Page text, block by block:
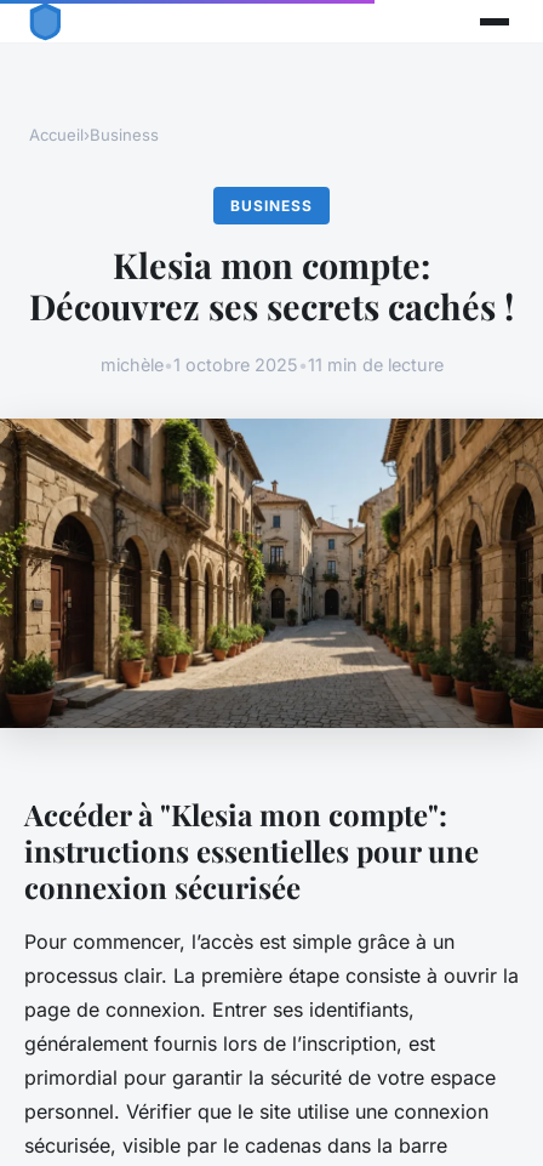
Accueil›Business
BUSINESS
Klesia mon compte:
Découvrez ses secrets cachés !
michèle•1 octobre 2025•11 min de lecture
Accéder à "Klesia mon compte":
instructions essentielles pour une
connexion sécurisée
Pour commencer, l’accès est simple grâce à un
processus clair. La première étape consiste à ouvrir la
page de connexion. Entrer ses identifiants,
généralement fournis lors de l’inscription, est
primordial pour garantir la sécurité de votre espace
personnel. Vérifier que le site utilise une connexion
sécurisée, visible par le cadenas dans la barre